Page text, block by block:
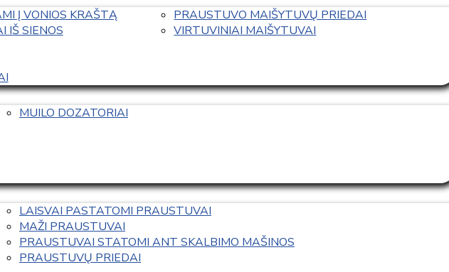
Į VONIOS KRAŠTĄ
IŠ SIENOS
PRAUSTUVO MAIŠYTUVŲ PRIEDAI
VIRTUVINIAI MAIŠYTUVAI
MUILO DOZATORIAI
LAISVAI PASTATOMI PRAUSTUVAI
MAŽI PRAUSTUVAI
PRAUSTUVAI STATOMI ANT SKALBIMO MAŠINOS
PRAUSTUVŲ PRIEDAI